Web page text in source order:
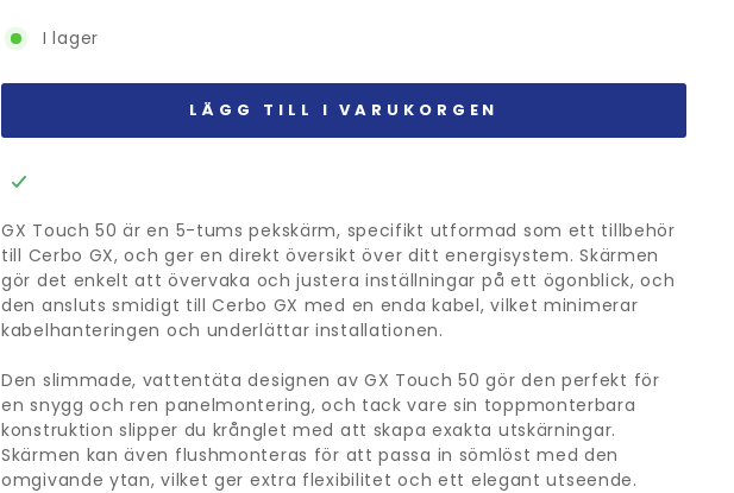
I lager
LÄGG TILL I VARUKORGEN
GX Touch 50 är en 5-tums pekskärm, specifikt utformad som ett tillbehör
till Cerbo GX, och ger en direkt översikt över ditt energisystem. Skärmen
gör det enkelt att övervaka och justera inställningar på ett ögonblick, och
den ansluts smidigt till Cerbo GX med en enda kabel, vilket minimerar
kabelhanteringen och underlättar installationen.
Den slimmade, vattentäta designen av GX Touch 50 gör den perfekt för
en snygg och ren panelmontering, och tack vare sin toppmonterbara
konstruktion slipper du krånglet med att skapa exakta utskärningar.
Skärmen kan även flushmonteras för att passa in sömlöst med den
omgivande ytan, vilket ger extra flexibilitet och ett elegant utseende.